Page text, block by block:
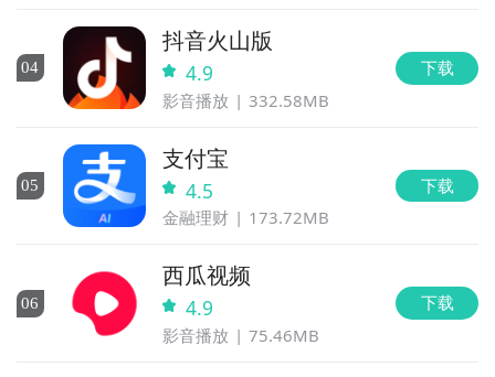
04
抖音火山版
4.9
影音播放 332.58MB
下载
05
支付宝
4.5
金融理财 173.72MB
下载
06
西瓜视频
4.9
影音播放 75.46MB
下载